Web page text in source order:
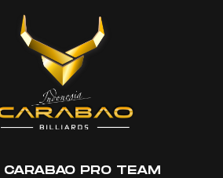
CARABAO PRO TEAM